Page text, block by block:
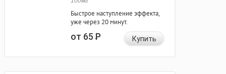
Быстрое наступление эффекта,
уже через 20 минут.
от 65Р Купить